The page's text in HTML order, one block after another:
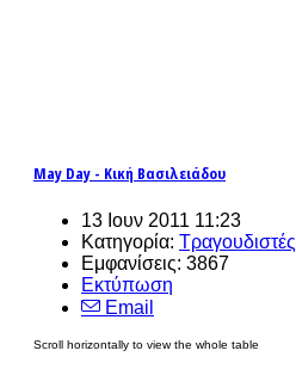
May Day - Κική Βασιλειάδου
13 Ιουν 2011 11:23
Κατηγορία: Τραγουδιστές
Εμφανίσεις: 3867
Εκτύπωση
Email